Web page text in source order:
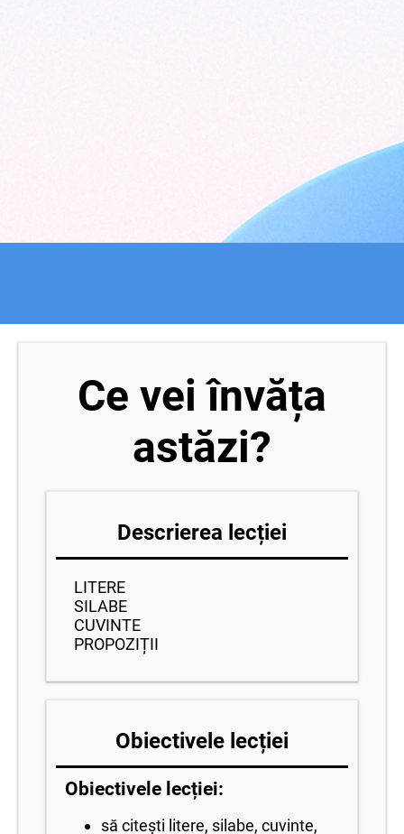
Ce vei învăța
astăzi?
Descrierea lecției
LITERE
SILABE
CUVINTE
PROPOZIȚII
Obiectivele lecției
Obiectivele lecției:
să citești litere, silabe, cuvinte,